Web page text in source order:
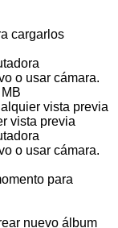
cargarlos
o usar cámara.
vista previa
vista previa
o usar cámara.
para
nuevo álbum